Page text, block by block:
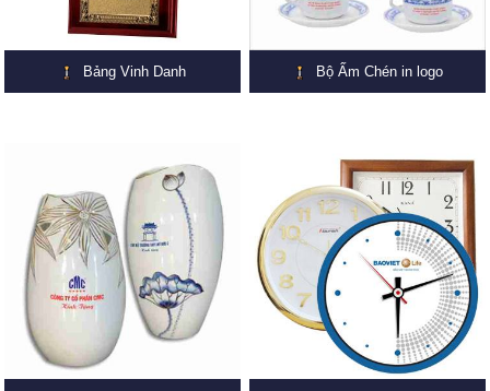
Bảng Vinh Danh Bộ Ấm Chén in logo